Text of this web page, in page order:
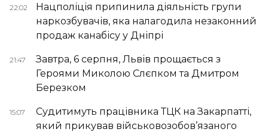
22:02
Нацполіція припинила діяльність групи
наркозбувачів, яка налагодила незаконний
продаж канабісу у Дніпрі
21:47
Завтра, 6 серпня, Львів прощається з
Героями Миколою Слєпком та Дмитром
Березком
15:07
Судитимуть працівника ТЦК на Закарпатті,
який прикував військовозобов’язаного